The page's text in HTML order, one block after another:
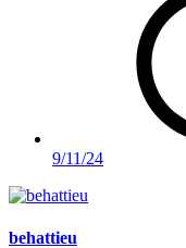
9/11/24
behattieu